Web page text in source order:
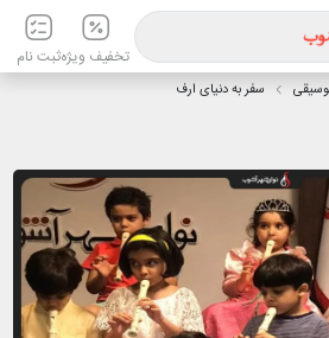
تخفیف ویژهثبت نام
سفر به دنیای ارف